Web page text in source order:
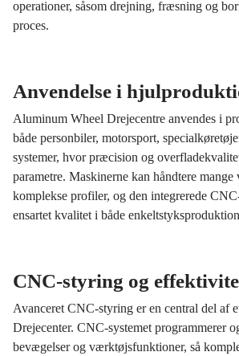
operationer, såsom drejning, fræsning og
proces.
Anvendelse i
Aluminum Wheel Drejecentre anvendes i
både personbiler, motorsport,
systemer, hvor præcision og
parametre. Maskinerne kan håndtere mange
komplekse profiler, og den integrerede
ensartet kvalitet i både
CNC-styring og
Avanceret CNC-styring er en central del af
Drejecenter. CNC-systemet programmerer
bevægelser og værktøjsfunktioner, så